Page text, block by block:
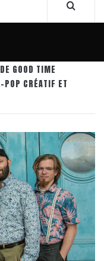
GOOD TIME
POP CRÉATIF ET